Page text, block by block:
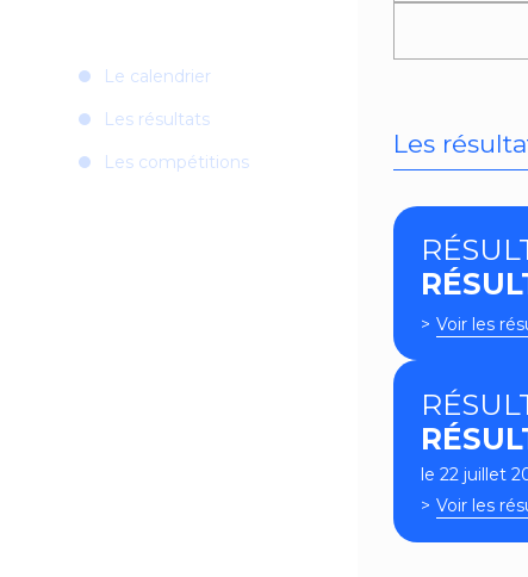
Le calendrier
Les résultats
Les compétitions
Les
Voir les
le 22 juillet
Voir les